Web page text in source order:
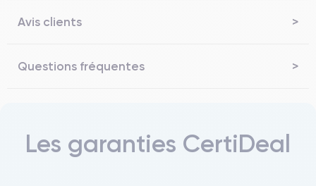
Avis clients
Questions fréquentes
Les garanties CertiDeal